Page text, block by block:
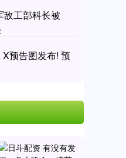
敌工部科长被
预告图发布! 预